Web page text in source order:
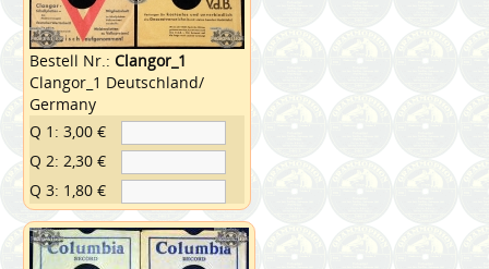
Bestell Nr.:Clangor_1
Clangor_1 Deutschland/
Germany
Q 1: 3,00 €
Q 2: 2,30 €
Q 3: 1,80 €